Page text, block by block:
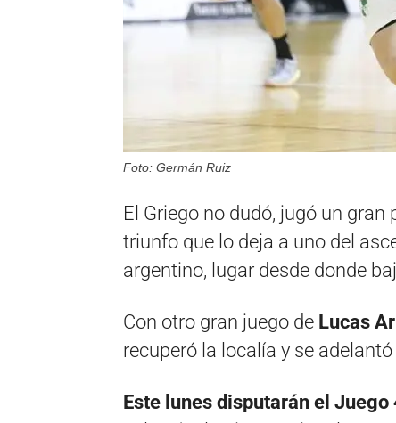
Foto: Germán Ruiz
El Griego no dudó, jugó un
triunfo que lo deja a uno del
argentino, lugar desde donde
Con otro gran juego de Lucas
recuperó la localía y se
Este lunes disputarán el Juego